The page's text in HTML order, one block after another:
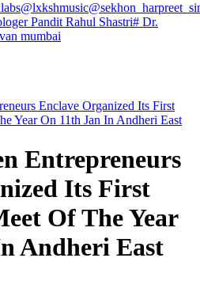
@lxkshmusic
Pandit Rahul Shastri# Dr.
mumbai
Enclave Organized Its First
Year On 11th Jan In Andheri East
Entrepreneurs
Its First
Of The Year
Andheri East